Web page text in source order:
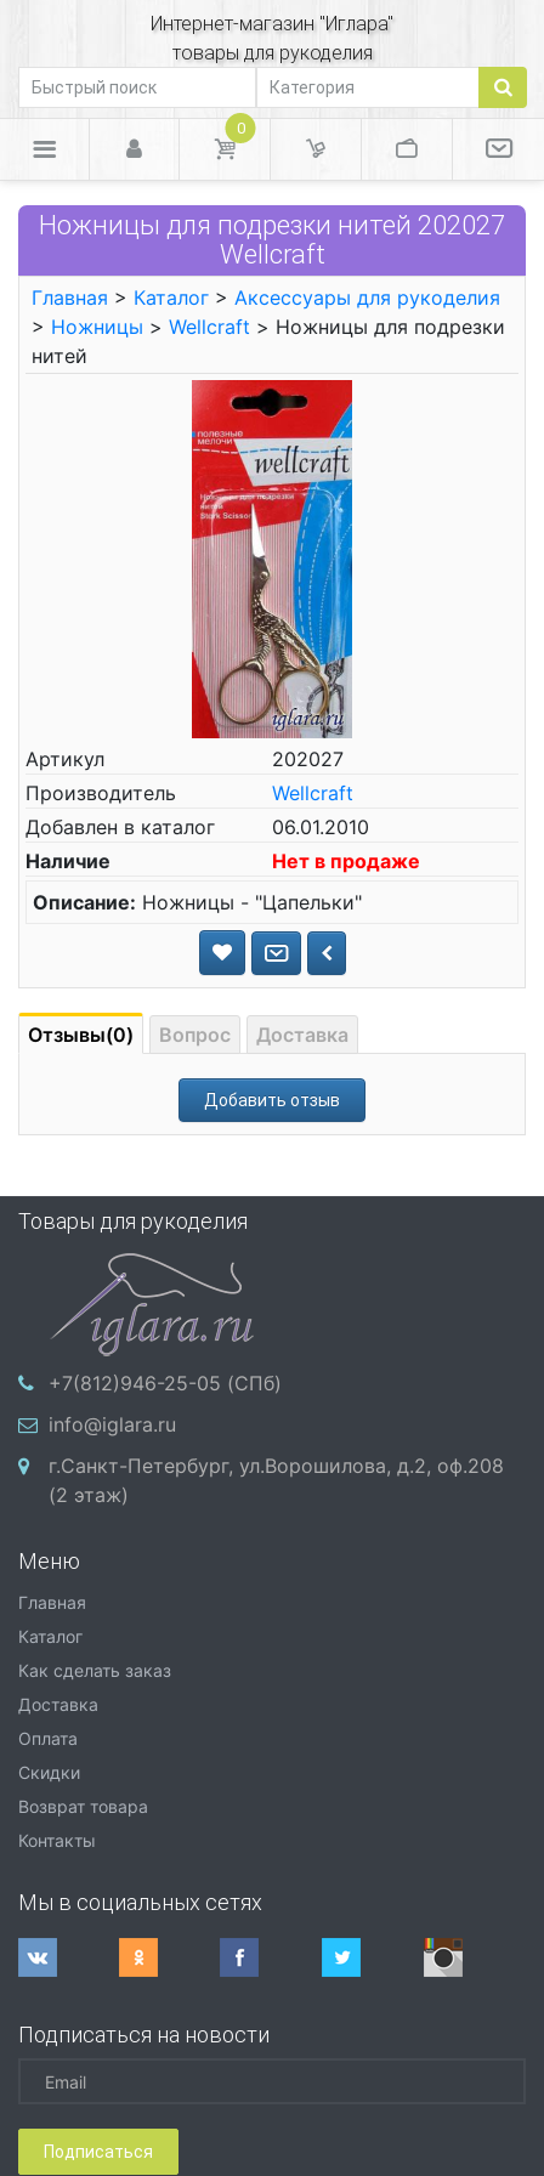
Интернет-магазин "Иглара"
товары для рукоделия
0
Ножницы для подрезки нитей 202027
Wellcraft
Главная > Каталог > Аксессуары для рукоделия
> Ножницы > Wellcraft > Ножницы для подрезки
нитей
Артикул
202027
Производитель
Wellcraft
Добавлен в каталог
06.01.2010
Наличие
Нет в продаже
Описание: Ножницы - "Цапельки"
Отзывы(0) Вопрос Доставка
Добавить отзыв
Товары для рукоделия
+7(812)946-25-05 (СПб)
info@iglara.ru
г.Санкт-Петербург, ул.Ворошилова, д.2, оф.208
(2 этаж)
Меню
Главная
Каталог
Как сделать заказ
Доставка
Оплата
Скидки
Возврат товара
Контакты
Мы в социальных сетях
Подписаться на новости
Подписаться